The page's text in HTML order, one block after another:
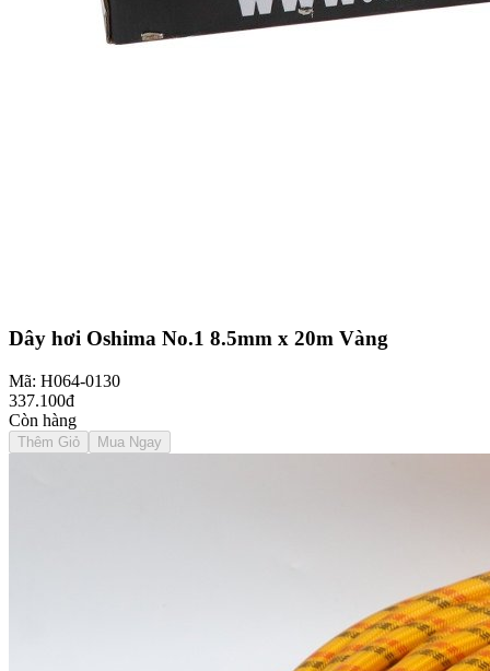
Dây hơi Oshima No.1 8.5mm x 20m Vàng
Mã: H064-0130
337.100đ
Còn hàng
Thêm Giỏ Mua Ngay